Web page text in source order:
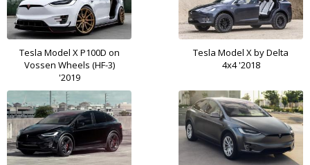
Tesla Model X P100D on
Vossen Wheels (HF-3)
'2019
Tesla Model X by Delta
4x4 '2018